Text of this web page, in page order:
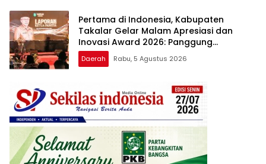
Pertama di Indonesia, Kabupaten
Takalar Gelar Malam Apresiasi dan
Inovasi Award 2026: Panggung
Penghargaan bagi Pelayan Publik
Berprestasi
Daerah Rabu, 5 Agustus 2026